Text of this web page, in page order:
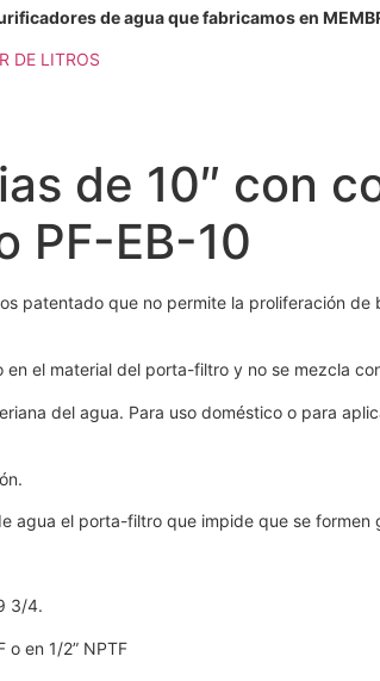
de agua que fabricamos en
DE LITROS
de 10″ con
PF-EB-10
patentado que no permite la proliferación
el material del porta-filtro y no se mezcla
del agua. Para uso doméstico o para
agua el porta-filtro que impide que se formen
3/4.
o en 1/2” NPTF